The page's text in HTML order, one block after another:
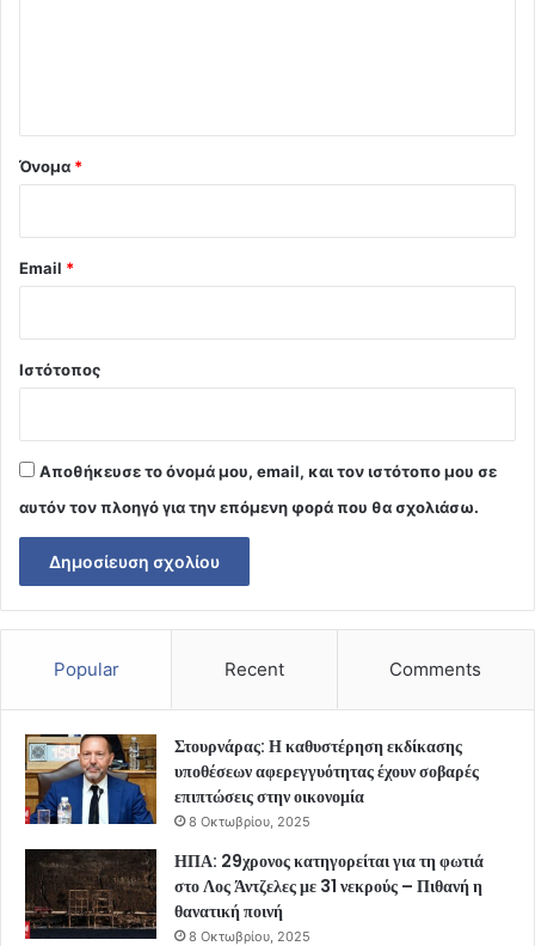
Όνομα *
Email *
Ιστότοπος
Αποθήκευσε το όνομά μου, email, και τον ιστότοπο μου σε
αυτόν τον πλοηγό για την επόμενη φορά που θα σχολιάσω.
Popular Recent Comments
Στουρνάρας: Η καθυστέρηση εκδίκασης
υποθέσεων αφερεγγυότητας έχουν σοβαρές
επιπτώσεις στην οικονομία
8 Οκτωβρίου, 2025
ΗΠΑ: 29χρονος κατηγορείται για τη φωτιά
στο Λος Άντζελες με 31 νεκρούς – Πιθανή η
θανατική ποινή
8 Οκτωβρίου, 2025